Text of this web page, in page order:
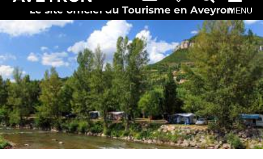
Le site officiel du Tourisme en AveyronMENU